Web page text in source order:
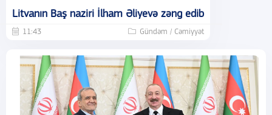
Litvanın Baş naziri İlham Əliyevə zəng edib
11:43 Gündəm / Cəmiyyət